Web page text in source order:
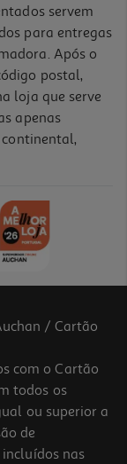
servem
para entregas
Após o
postal,
loja que serve
apenas
/ Cartão
com o Cartão
todos os
ou superior a
de
nas